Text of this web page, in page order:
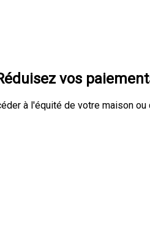
vos
à l'équité de votre maison